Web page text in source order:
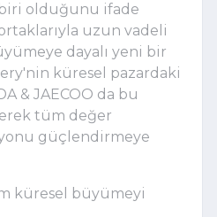
olduğunu ifade
uzun vadeli
dayalı yeni bir
küresel pazardaki
& JAECOO da bu
tüm değer
güçlendirmeye
küresel büyümeyi